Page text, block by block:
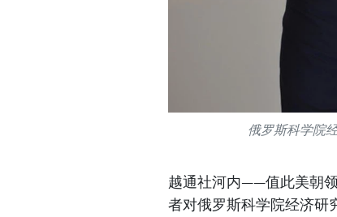
俄罗斯科学院
越通社河内——值此美朝
者对俄罗斯科学院经济研